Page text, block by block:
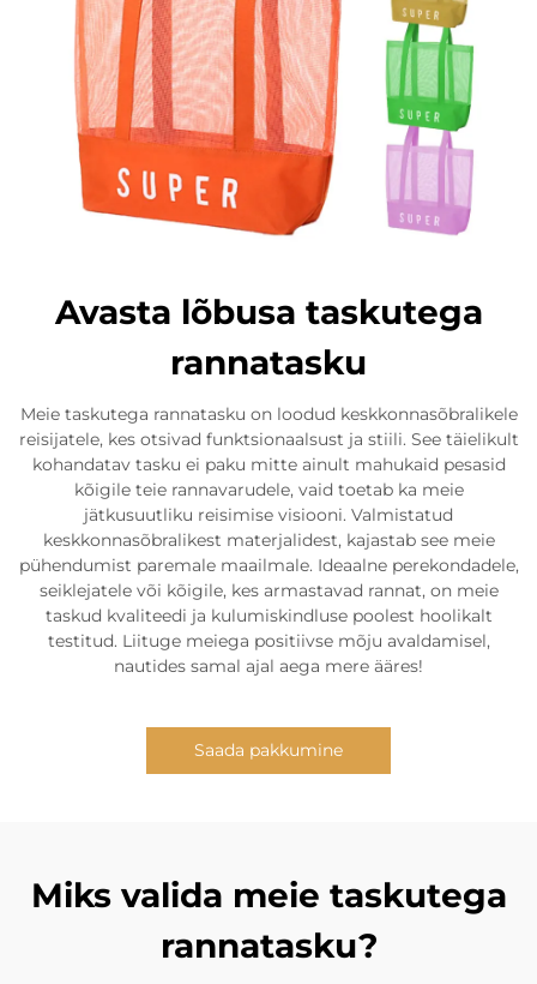
Avasta lõbusa taskutega
rannatasku
Meie taskutega rannatasku on loodud keskkonnasõbralikele
reisijatele, kes otsivad funktsionaalsust ja stiili. See täielikult
kohandatav tasku ei paku mitte ainult mahukaid pesasid
kõigile teie rannavarudele, vaid toetab ka meie
jätkusuutliku reisimise visiooni. Valmistatud
keskkonnasõbralikest materjalidest, kajastab see meie
pühendumist paremale maailmale. Ideaalne perekondadele,
seiklejatele või kõigile, kes armastavad rannat, on meie
taskud kvaliteedi ja kulumiskindluse poolest hoolikalt
testitud. Liituge meiega positiivse mõju avaldamisel,
nautides samal ajal aega mere ääres!
Saada pakkumine
Miks valida meie taskutega
rannatasku?